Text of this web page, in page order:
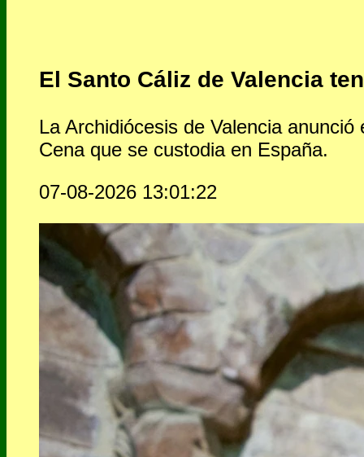
El Santo Cáliz de Valencia
La Archidiócesis de Valencia
Cena que se custodia en España.
07-08-2026 13:01:22